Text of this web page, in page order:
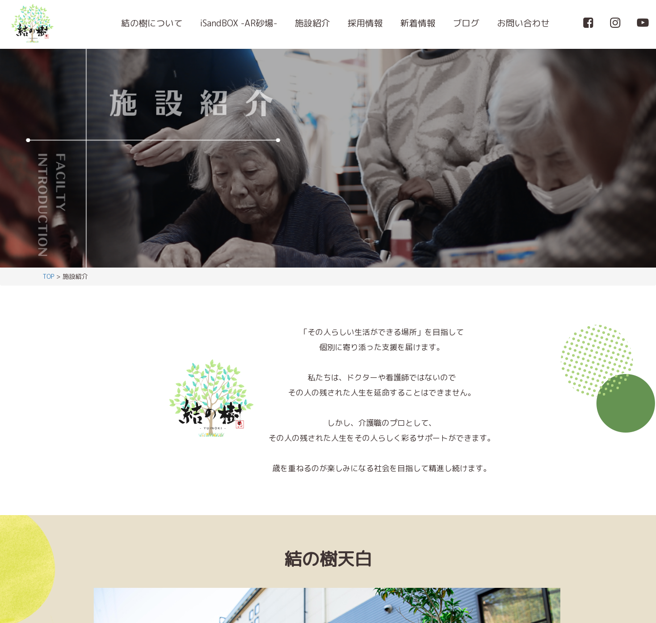
結の樹について iSandBOX -AR砂場- 施設紹介 採用情報 新着情報 ブログ お問い合わせ
TOP > 施設紹介
「その⼈らしい⽣活ができる場所」を⽬指して
個別に寄り添った⽀援を届けます。
私たちは、ドクターや看護師ではないので
その⼈の残された⼈⽣を延命することはできません。
しかし、介護職のプロとして、
その⼈の残された⼈⽣をその⼈らしく彩るサポートができます。
歳を重ねるのが楽しみになる社会を⽬指して精進し続けます。
結の樹天白